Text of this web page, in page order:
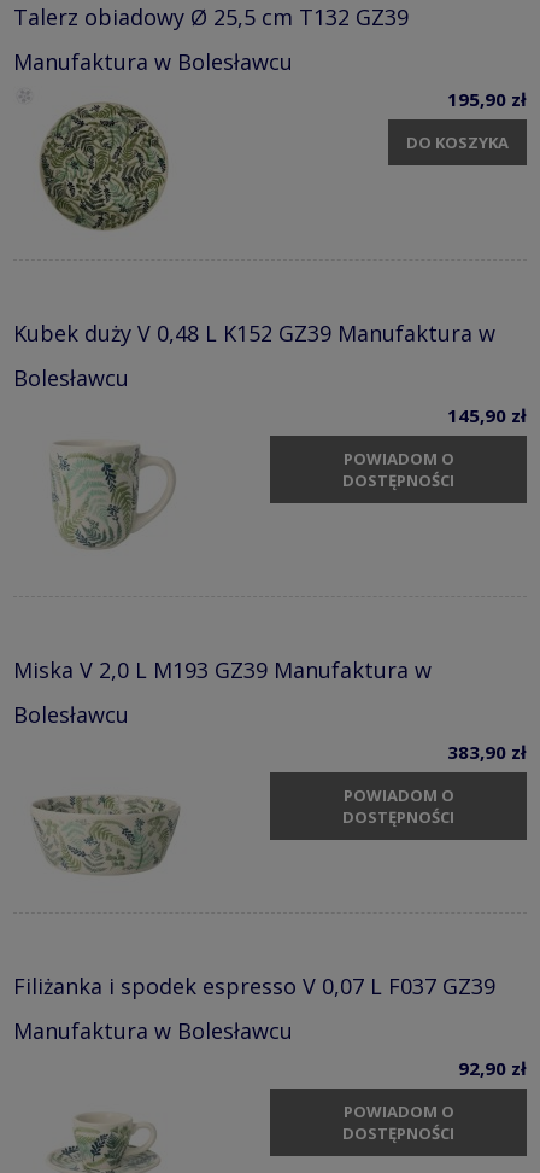
Talerz obiadowy Ø 25,5 cm T132 GZ39
Manufaktura w Bolesławcu
195,90 zł
DO KOSZYKA
Kubek duży V 0,48 L K152 GZ39 Manufaktura w
Bolesławcu
145,90 zł
POWIADOM O
DOSTĘPNOŚCI
Miska V 2,0 L M193 GZ39 Manufaktura w
Bolesławcu
383,90 zł
POWIADOM O
DOSTĘPNOŚCI
Filiżanka i spodek espresso V 0,07 L F037 GZ39
Manufaktura w Bolesławcu
92,90 zł
POWIADOM O
DOSTĘPNOŚCI